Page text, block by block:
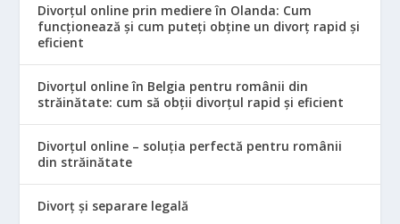
Divorțul online prin mediere în Olanda: Cum
funcționează și cum puteți obține un divorț rapid și
eficient
Divorțul online în Belgia pentru românii din
străinătate: cum să obții divorțul rapid și eficient
Divorțul online – soluția perfectă pentru românii
din străinătate
Divorț și separare legală